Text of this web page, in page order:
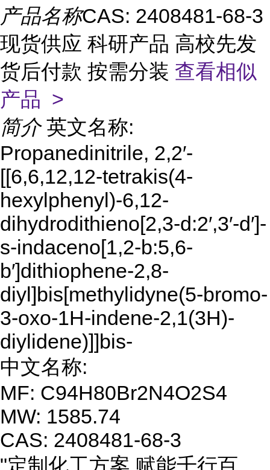
产品名称CAS: 2408481-68-3
现货供应 科研产品 高校先发
货后付款 按需分装 查看相似
产品 >
简介 英文名称:
Propanedinitrile, 2,2′-
[[6,6,12,12-tetrakis(4-
hexylphenyl)-6,12-
dihydrodithieno[2,3-d:2′,3′-d′]-
s-indaceno[1,2-b:5,6-
b′]dithiophene-2,8-
diyl]bis[methylidyne(5-bromo-
3-oxo-1H-indene-2,1(3H)-
diylidene)]]bis-
中文名称:
MF: C94H80Br2N4O2S4
MW: 1585.74
CAS: 2408481-68-3
"定制化工方案,赋能千行百